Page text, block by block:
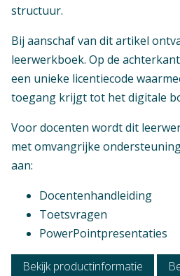
Context
Vmbo: Praktijkgericht
Vak
Praktijkvak
Inhoud
Hoofdstuk 02
H2 - Ontwerpen
Hoofdstuk 03
H3 - Maken van
Hoofdstuk 04
H4 - Adviseren
H5 - Adviseren
verkoopstrategie
Hoofdstuk 06
H6 - Adviseren
structuur.
Bij aanschaf van dit artikel
leerwerkboek. Op de
een unieke licentiecode
toegang krijgt tot het digitale
Voor docenten wordt dit
met omvangrijke
aan:
Docentenhandleiding
Toetsvragen
PowerPointpresentaties
Bekijk productinformatie